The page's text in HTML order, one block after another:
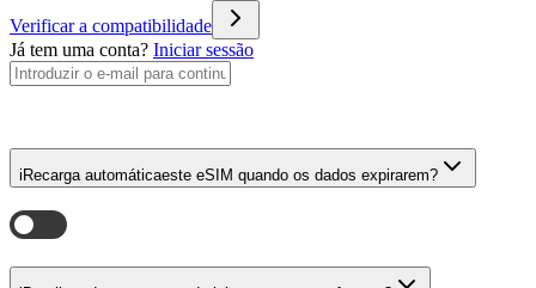
Verificar a compatibilidade
Já tem uma conta? Iniciar sessão
i Recarga automáticaeste eSIM quando os dados expirarem?